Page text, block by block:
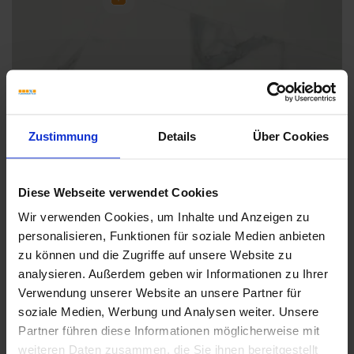
Zustimmung Details Über Cookies
Diese Webseite verwendet Cookies
Wir verwenden Cookies, um Inhalte und Anzeigen zu
personalisieren, Funktionen für soziale Medien anbieten
zu können und die Zugriffe auf unsere Website zu
analysieren. Außerdem geben wir Informationen zu Ihrer
Verwendung unserer Website an unsere Partner für
soziale Medien, Werbung und Analysen weiter. Unsere
Partner führen diese Informationen möglicherweise mit
weiteren Daten zusammen, die Sie ihnen bereitgestellt
Weitere Serien von Sant Agostino
Fliesenkleber
Showroom Showroom